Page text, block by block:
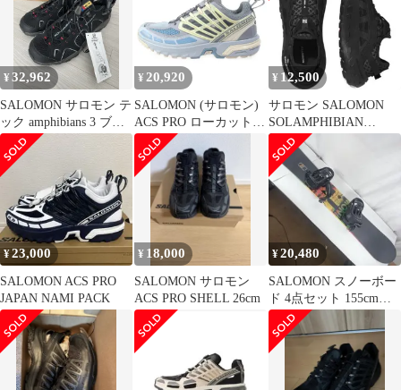
¥32,962
SALOMON サロモン テ
ック amphibians 3 ブラ
ック スニーカー
¥ 20,920
SALOMON (サロモン)
ACS PRO ローカットス
ニーカー L47299000
US9.5/27.5cm マルチ
¥ 12,500
サロモン SALOMON
SOLAMPHIBIAN
27.0cm
¥23,000
SALOMON ACS PRO
JAPAN NAMI PACK
¥ 18,000
SALOMON サロモン
ACS PRO SHELL 26cm
¥20,480
SALOMON スノーボー
ド 4点セット 155cm
BOA 27cm